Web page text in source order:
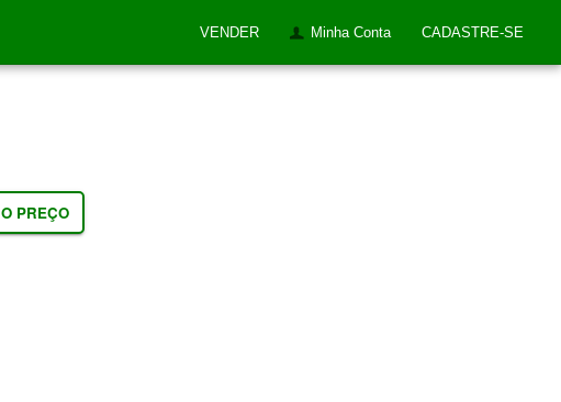
VENDER Minha Conta CADASTRE-SE
PREÇO